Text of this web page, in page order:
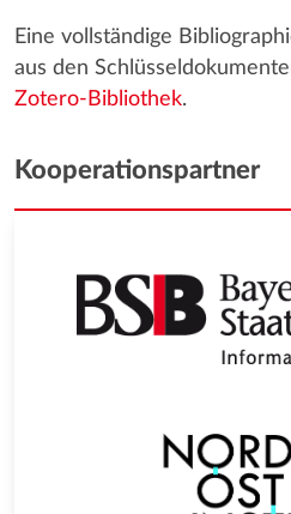
Eine vollständige
aus den
Zotero-Bibliothek.
Kooperationspartner